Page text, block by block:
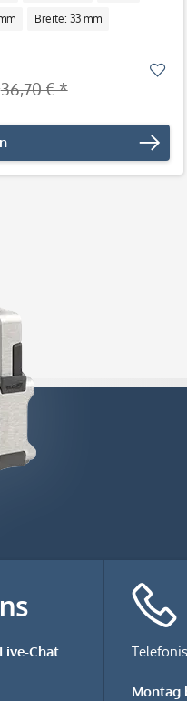
Breite: 33 mm
36,70 € *
Live-Chat
Montag